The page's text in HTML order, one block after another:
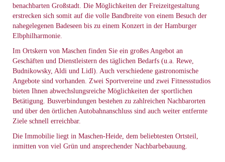
benachbarten Großstadt. Die Möglichkeiten der Freizeitgestaltung
erstrecken sich somit auf die volle Bandbreite von einem Besuch der
nahegelegenen Badeseen bis zu einem Konzert in der Hamburger
Elbphilharmonie.
Im Ortskern von Maschen finden Sie ein großes Angebot an
Geschäften und Dienstleistern des täglichen Bedarfs (u.a. Rewe,
Budnikowsky, Aldi und Lidl). Auch verschiedene gastronomische
Angebote sind vorhanden. Zwei Sportvereine und zwei Fitnessstudios
bieten Ihnen abwechslungsreiche Möglichkeiten der sportlichen
Betätigung. Busverbindungen bestehen zu zahlreichen Nachbarorten
und über den örtlichen Autobahnanschluss sind auch weiter entfernte
Ziele schnell erreichbar.
Die Immobilie liegt in Maschen-Heide, dem beliebtesten Ortsteil,
inmitten von viel Grün und ansprechender Nachbarbebauung.